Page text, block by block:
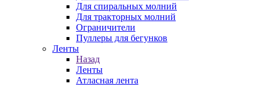
Для спиральных молний
Для тракторных молний
Ограничители
Пуллеры для бегунков
Ленты
Назад
Ленты
Атласная лента